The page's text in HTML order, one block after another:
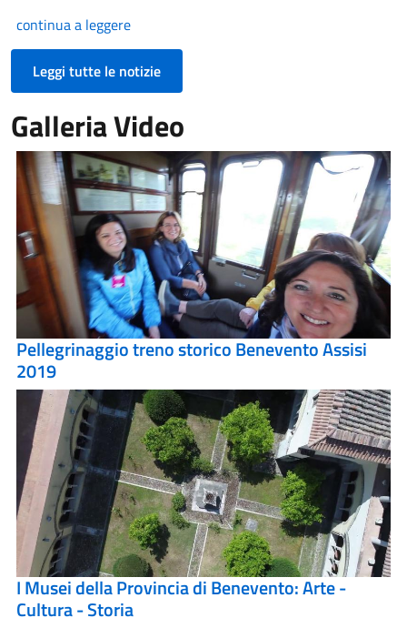
continua a leggere
Leggi tutte le notizie
Galleria Video
Pellegrinaggio treno storico Benevento Assisi
2019
I Musei della Provincia di Benevento: Arte -
Cultura - Storia